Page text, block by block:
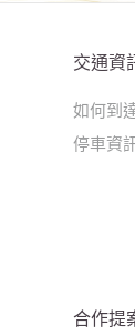
交通資
如何到
停車資
合作提